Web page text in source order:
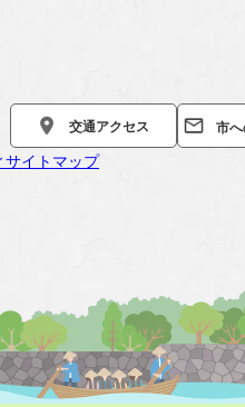
交通アクセス 市
サイトマップ